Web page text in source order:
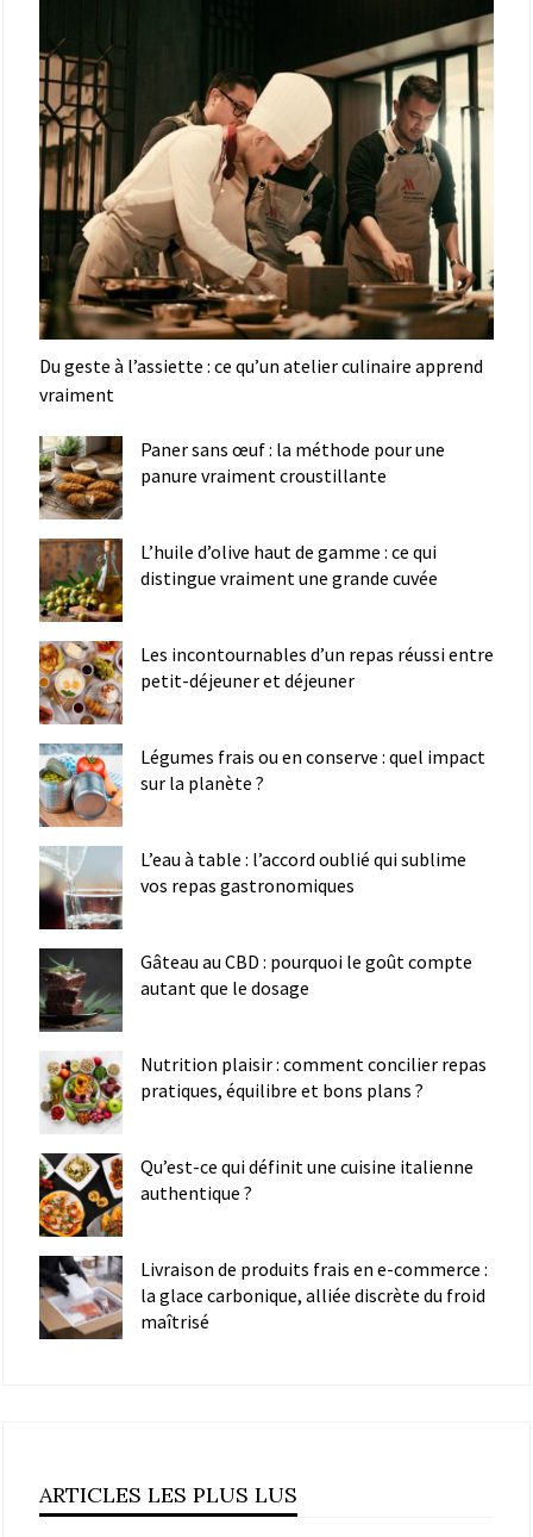
Du geste à l’assiette : ce qu’un atelier culinaire apprend
vraiment
Paner sans œuf : la méthode pour une
panure vraiment croustillante
L’huile d’olive haut de gamme : ce qui
distingue vraiment une grande cuvée
Les incontournables d’un repas réussi entre
petit-déjeuner et déjeuner
Légumes frais ou en conserve : quel impact
sur la planète ?
L’eau à table : l’accord oublié qui sublime
vos repas gastronomiques
Gâteau au CBD : pourquoi le goût compte
autant que le dosage
Nutrition plaisir : comment concilier repas
pratiques, équilibre et bons plans ?
Qu’est-ce qui définit une cuisine italienne
authentique ?
Livraison de produits frais en e-commerce :
la glace carbonique, alliée discrète du froid
maîtrisé
ARTICLES LES PLUS LUS